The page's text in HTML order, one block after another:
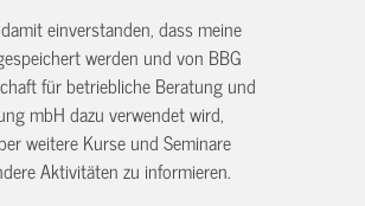
einverstanden, dass meine
werden und von BBG
für betriebliche Beratung und
mbH dazu verwendet wird,
weitere Kurse und Seminare
Aktivitäten zu informieren.